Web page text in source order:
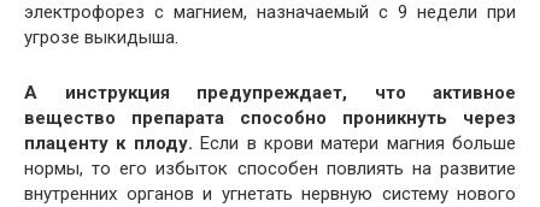
электрофорез с магнием, назначаемый с 9 недели при
угрозе выкидыша.
А инструкция предупреждает, что активное
вещество препарата способно проникнуть через
плаценту к плоду. Если в крови матери магния больше
нормы, то его избыток способен повлиять на развитие
внутренних органов и угнетать нервную систему нового